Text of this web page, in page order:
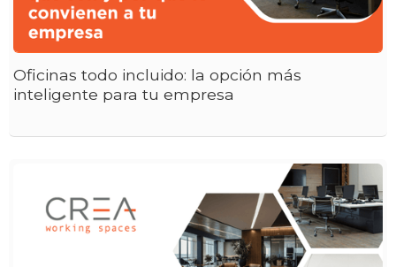
Oficinas todo incluido: la opción más
inteligente para tu empresa